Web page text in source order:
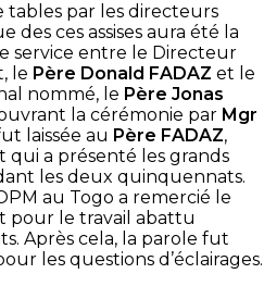
par les directeurs
des ces assises aura été la
service entre le Directeur
le Père Donald FADAZ et le
nommé, le Père Jonas
la cérémonie par Mgr
laissée au Père FADAZ,
a présenté les grands
les deux quinquennats.
au Togo a remercié le
pour le travail abattu
Après cela, la parole fut
les questions d’éclairages.